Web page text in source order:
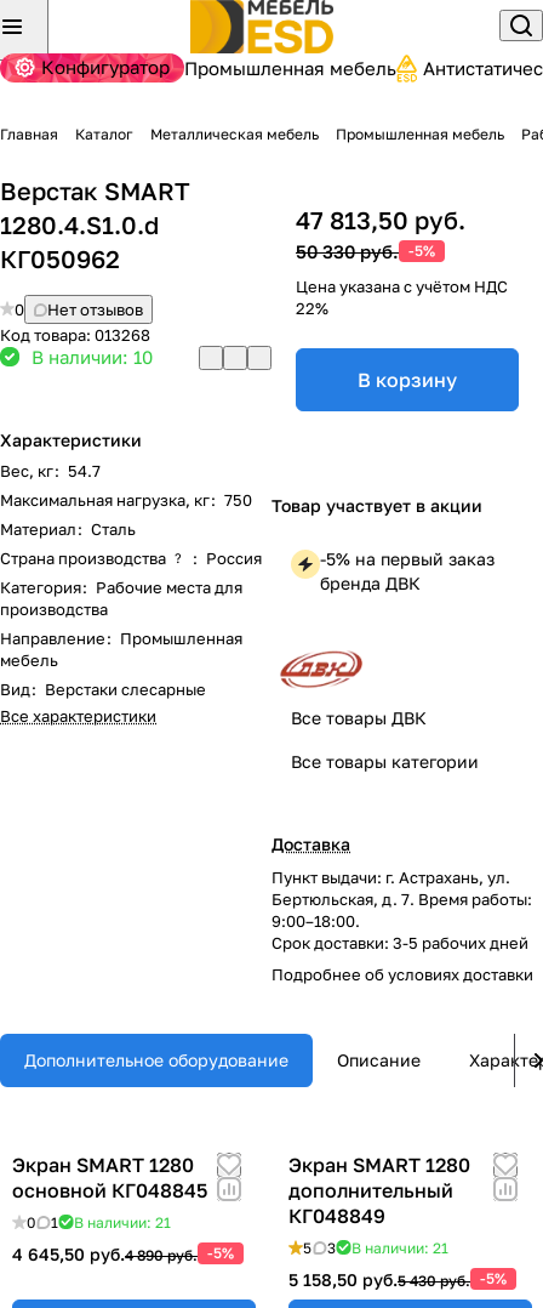
Конфигуратор Промышленная мебель
Главная Каталог Металлическая мебель Промышленная мебель
Верстак SMART
1280.4.S1.0.d
КГ050962
0
Нет отзывов
Код товара: 013268
В наличии: 10
Характеристики
Вес, кг: 54.7
Максимальная нагрузка, кг: 750
Материал: Сталь
Страна производства ? : Россия
Категория: Рабочие места для
производства
Направление: Промышленная
мебель
Вид: Верстаки слесарные
Все характеристики
47 813,50 руб.
50 330 руб. -5%
Цена указана с учётом НДС
22%
В корзину
Товар участвует в акции
-5% на первый заказ
бренда ДВК
Все товары ДВК
Все товары категории
Доставка
Пункт выдачи: г. Астрахань, ул.
Бертюльская, д. 7. Время работы:
9:00–18:00.
Срок доставки: 3-5 рабочих дней
Подробнее обусловиях доставки
Дополнительное оборудование Описание
Экран SMART 1280
основной КГ048845
0 1 В наличии: 21
4 645,50 руб.4 890 руб. -5%
Экран SMART 1280
дополнительный
КГ048849
5 3 В наличии: 21
5 158,50 руб.5 430 руб. -5%